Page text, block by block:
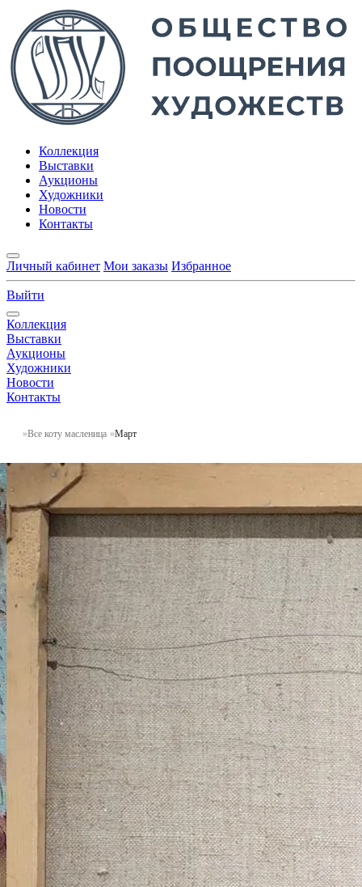
Коллекция
Выставки
Аукционы
Художники
Новости
Контакты
Личный кабинет Мои заказы Избранное
Выйти
Коллекция
Выставки
Аукционы
Художники
Новости
Контакты
Все коту масленица Март